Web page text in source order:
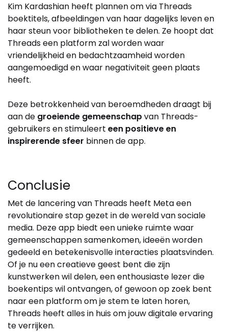
Kim Kardashian heeft plannen om via Threads
boektitels, afbeeldingen van haar dagelijks leven en
haar steun voor bibliotheken te delen. Ze hoopt dat
Threads een platform zal worden waar
vriendelijkheid en bedachtzaamheid worden
aangemoedigd en waar negativiteit geen plaats
heeft.
Deze betrokkenheid van beroemdheden draagt bij
aan de groeiende gemeenschapvan Threads-
gebruikers en stimuleert een positieve en
inspirerende sfeer binnen de app.
Conclusie
Met de lancering van Threads heeft Meta een
revolutionaire stap gezet in de wereld van sociale
media. Deze app biedt een unieke ruimte waar
gemeenschappen samenkomen, ideeën worden
gedeeld en betekenisvolle interacties plaatsvinden.
Of je nu een creatieve geest bent die zijn
kunstwerken wil delen, een enthousiaste lezer die
boekentips wil ontvangen, of gewoon op zoek bent
naar een platform om je stem te laten horen,
Threads heeft alles in huis om jouw digitale ervaring
te verrijken.